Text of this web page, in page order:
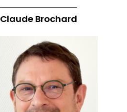
Claude Brochard